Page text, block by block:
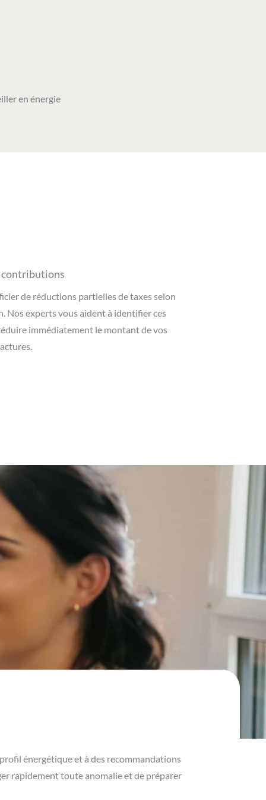
contributions
de réductions partielles de taxes selon
Nos experts vous aident à identifier ces
immédiatement le montant de vos
énergétique et à des recommandations
rapidement toute anomalie et de préparer